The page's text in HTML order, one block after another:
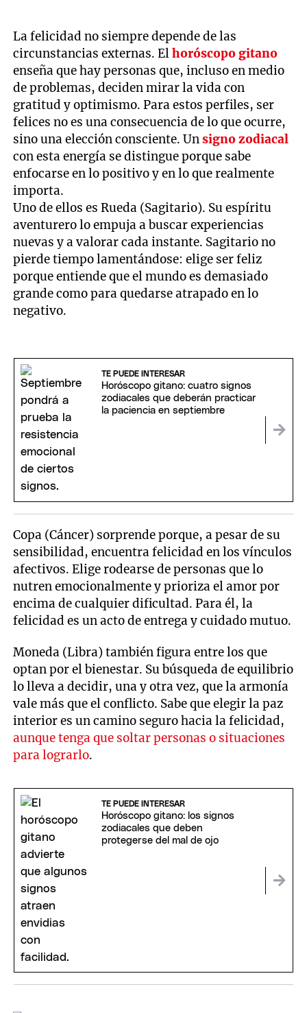
La felicidad no siempre depende de las
circunstancias externas. Elhoróscopo gitano
enseña que hay personas que, incluso en medio
de problemas, deciden mirar la vida con
gratitud y optimismo. Para estos perfiles, ser
felices no es una consecuencia de lo que ocurre,
sino una elección consciente. Unsigno zodiacal
con esta energía se distingue porque sabe
enfocarse en lo positivo y en lo que realmente
importa.
Uno de ellos es Rueda (Sagitario). Su espíritu
aventurero lo empuja a buscar experiencias
nuevas y a valorar cada instante. Sagitario no
pierde tiempo lamentándose: elige ser feliz
porque entiende que el mundo es demasiado
grande como para quedarse atrapado en lo
negativo.
TE PUEDE INTERESAR
Horóscopo gitano: cuatro signos
zodiacales que deberán practicar
la paciencia en septiembre
Copa (Cáncer) sorprende porque, a pesar de su
sensibilidad, encuentra felicidad en los vínculos
afectivos. Elige rodearse de personas que lo
nutren emocionalmente y prioriza el amor por
encima de cualquier dificultad. Para él, la
felicidad es un acto de entrega y cuidado mutuo.
Moneda (Libra) también figura entre los que
optan por el bienestar. Su búsqueda de equilibrio
lo lleva a decidir, una y otra vez, que la armonía
vale más que el conflicto. Sabe que elegir la paz
interior es un camino seguro hacia la felicidad,
aunque tenga que soltar personas o situaciones
para lograrlo.
TE PUEDE INTERESAR
Horóscopo gitano: los signos
zodiacales que deben
protegerse del mal de ojo